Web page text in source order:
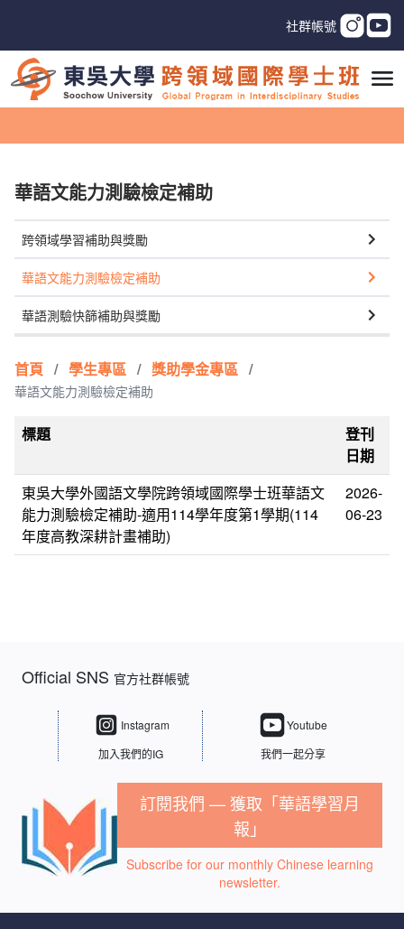
社群帳號
華語文能力測驗檢定補助
跨領域學習補助與獎勵
華語文能力測驗檢定補助
華語測驗快篩補助與獎勵
首頁 / 學生專區 / 獎助學金專區 /
華語文能力測驗檢定補助
標題
登刊
日期
東吳大學外國語文學院跨領域國際學士班華語文
能力測驗檢定補助-適用114學年度第1學期(114
年度高教深耕計畫補助)
2026-
06-23
Official SNS 官方社群帳號
Instagram
加入我們的IG
Youtube
我們一起分享
訂閱我們 — 獲取「華語學習月
報」
Subscribe for our monthly Chinese learning
newsletter.